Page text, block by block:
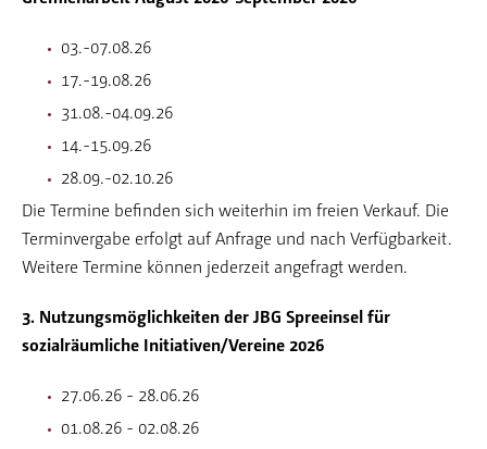
03.-07.08.26
17.-19.08.26
31.08.-04.09.26
14.-15.09.26
28.09.-02.10.26
Die Termine befinden sich weiterhin im freien Verkauf. Die
Terminvergabe erfolgt auf Anfrage und nach Verfügbarkeit.
Weitere Termine können jederzeit angefragt werden.
3. Nutzungsmöglichkeiten der JBG Spreeinsel für
sozialräumliche Initiativen/Vereine 2026
27.06.26 - 28.06.26
01.08.26 - 02.08.26